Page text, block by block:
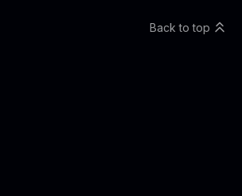
Back to top